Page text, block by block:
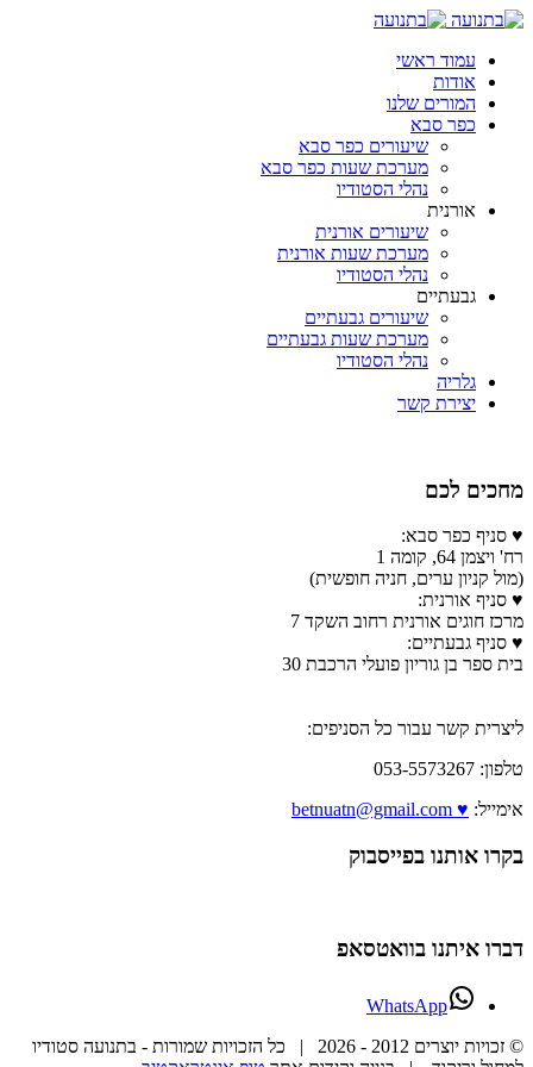
עמוד ראשי
אודות
המורים שלנו
כפר סבא
שיעורים כפר סבא
מערכת שעות כפר סבא
נהלי הסטודיו
אורנית
שיעורים אורנית
מערכת שעות אורנית
נהלי הסטודיו
גבעתיים
שיעורים גבעתיים
מערכת שעות גבעתיים
נהלי הסטודיו
גלריה
יצירת קשר
מחכים לכם
♥ סניף כפר סבא:
רח' ויצמן 64, קומה 1
(מול קניון ערים, חניה חופשית)
♥ סניף אורנית:
מרכז חוגים אורנית רחוב השקד 7
♥ סניף גבעתיים:
בית ספר בן גוריון פועלי הרכבת 30
ליצרית קשר עבור כל הסניפים:
טלפון: 053-5573267
אימייל: ♥ betnuatn@gmail.com
בקרו אותנו בפייסבוק
דברו איתנו בוואטסאפ
WhatsApp
© זכויות יוצרים 2012 -
2026 | כל הזכויות שמורות - בתנועה סטודיו